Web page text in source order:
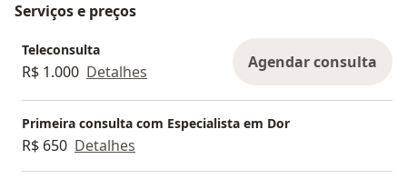
Serviços e preços
Teleconsulta
R$ 1.000 Detalhes Agendar consulta
Primeira consulta com Especialista em Dor
R$ 650 Detalhes